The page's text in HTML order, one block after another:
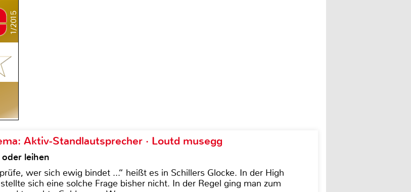
1/2015
Aktiv-Standlautsprecher · Loutd musegg
leihen
wer sich ewig bindet ...“ heißt es in Schillers Glocke. In der High
sich eine solche Frage bisher nicht. In der Regel ging man zum